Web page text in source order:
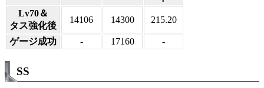
Lv70＆
タス強化後
14106 14300 215.20
ゲージ成功 - 17160 -
SS